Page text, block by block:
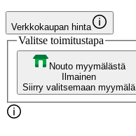
Verkkokaupan hinta
Valitse toimitustapa
Nouto myymälästä
Ilmainen
Siirry valitsemaan myymälä